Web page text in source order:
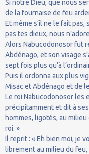
Si notre Dieu, que nous
de la fournaise de feu
Et même s’il ne le fait
pas tes dieux, nous
Alors Nabucodonosor fut
Abdénago, et son visage
sept fois plus qu’à
Puis il ordonna aux plus
Misac et Abdénago et de
Le roi Nabucodonosor les
précipitamment et dit à
hommes, ligotés, au
roi. »
Il reprit : « Eh bien moi, je
librement au milieu du